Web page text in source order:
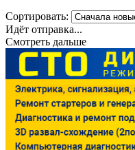
Сортировать:
Идёт отправка...
Смотреть дальше